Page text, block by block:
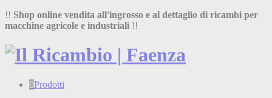
!! Shop online vendita all'ingrosso e al dettaglio di ricambi per
macchine agricole e industriali !!
0Prodotti